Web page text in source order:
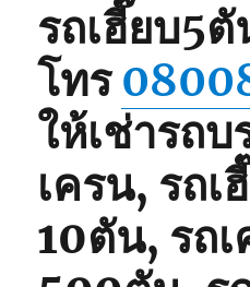
รถเฮี๊ยบ5ตั
โทร
ให้เช่ารถ
เครน, รถเ
10ตัน, รถ